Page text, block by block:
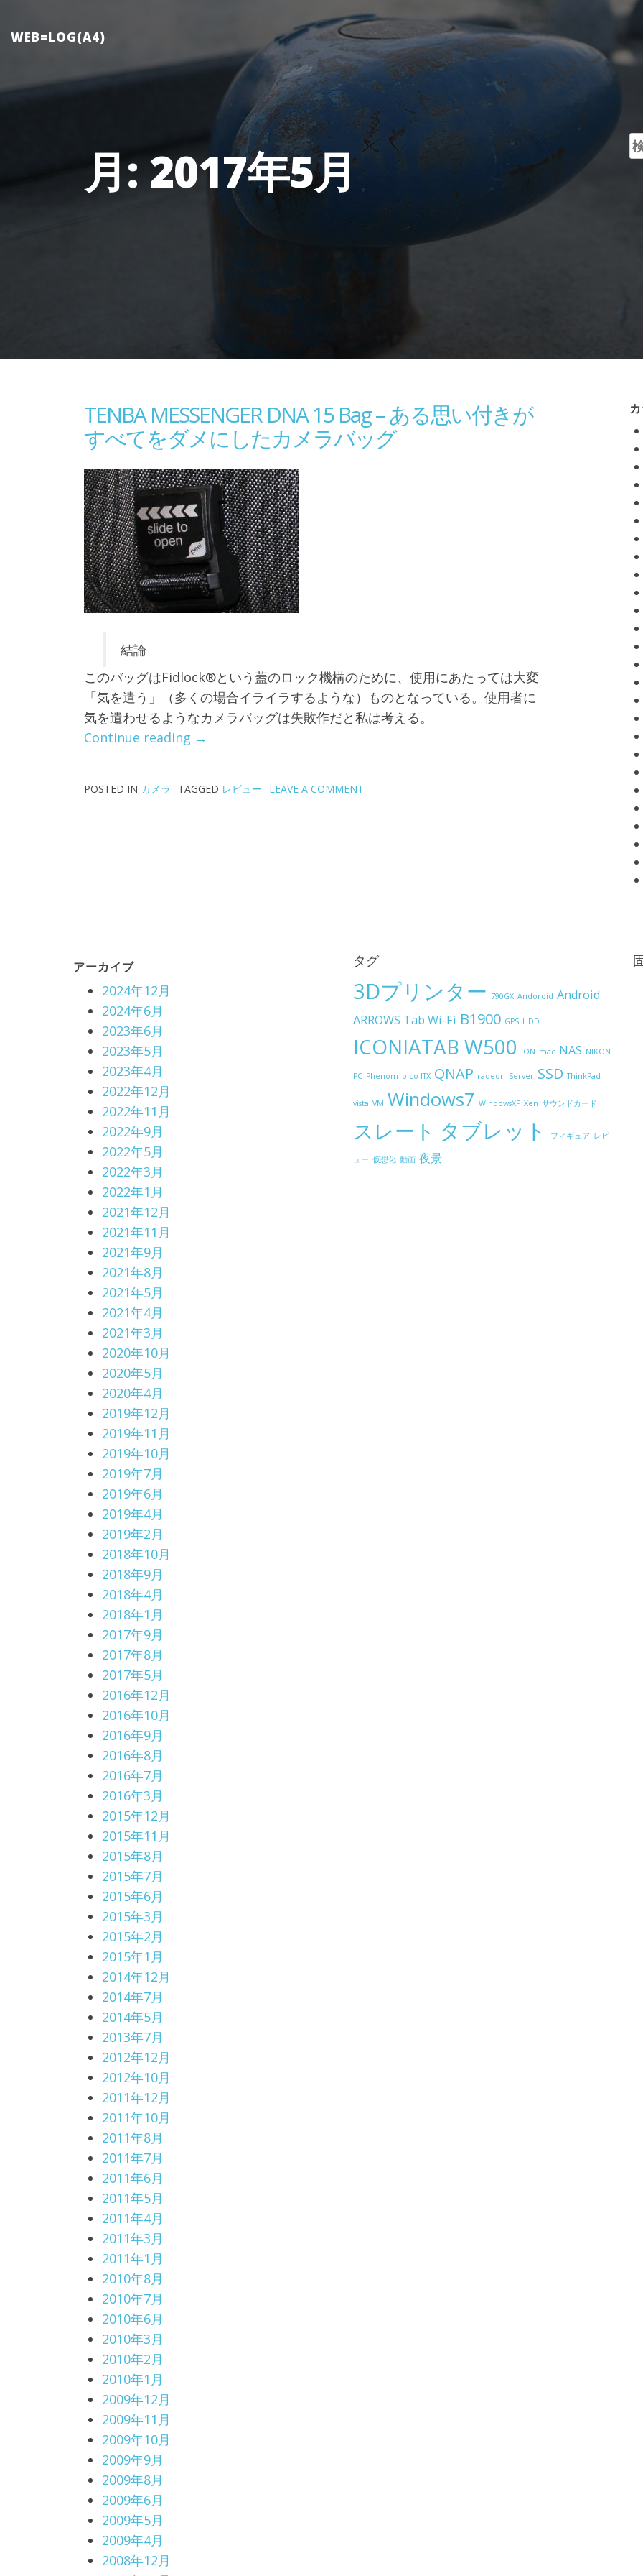
toWEB=LOG(A4)
月:2017年5月
検
TENBA MESSENGER DNA 15 Bag – ある思い付きが
すべてをダメにしたカメラバッグ
結論
このバッグはFidlock®という蓋のロック機構のために、使用にあたっては大変
「気を遣う」（多くの場合イライラするような）ものとなっている。使用者に
気を遣わせるようなカメラバッグは失敗作だと私は考える。
Continue reading “TENBA
15
→
POSTED IN カメラ TAGGED レビュー LEAVE A COMMENT
アーカイブ
2024年12月
2024年6月
2023年6月
2023年5月
2023年4月
2022年12月
2022年11月
2022年9月
2022年5月
2022年3月
2022年1月
2021年12月
2021年11月
2021年9月
2021年8月
2021年5月
2021年4月
2021年3月
2020年10月
2020年5月
2020年4月
2019年12月
2019年11月
2019年10月
2019年7月
2019年6月
2019年4月
2019年2月
2018年10月
2018年9月
2018年4月
2018年1月
2017年9月
2017年8月
2017年5月
2016年12月
2016年10月
2016年9月
2016年8月
2016年7月
2016年3月
2015年12月
2015年11月
2015年8月
2015年7月
2015年6月
2015年3月
2015年2月
2015年1月
2014年12月
2014年7月
2014年5月
2013年7月
2012年12月
2012年10月
2011年12月
2011年10月
2011年8月
2011年7月
2011年6月
2011年5月
2011年4月
2011年3月
2011年1月
2010年8月
2010年7月
2010年6月
2010年3月
2010年2月
2010年1月
2009年12月
2009年11月
2009年10月
2009年9月
2009年8月
2009年6月
2009年5月
2009年4月
2008年12月
タグ
3Dプリンター 790GX Andoroid Android
ARROWS Tab Wi-Fi B1900 GPS HDD
ICONIATAB W500 ION mac NAS NIKON
PC Phenom pico-ITX QNAP radeon Server SSD ThinkPad
vista VM Windows7 WindowsXP Xen サウンドカード
スレート タブレット フィギュア レビ
ュー 仮想化 動画 夜景